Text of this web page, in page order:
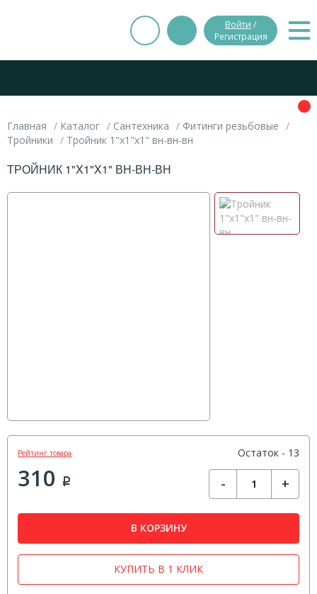
Войти /
Регистрация
Главная Каталог Сантехника
Фитинги резьбовые
Тройники
Тройник 1"x1"x1" вн-вн-вн
ТРОЙНИК 1"X1"X1" ВН-ВН-ВН
Рейтинг товара Остаток - 13
310 Р - +
В КОРЗИНУ
КУПИТЬ В 1 КЛИК